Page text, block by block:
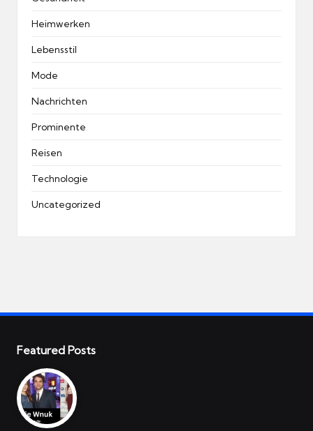
Heimwerken
Lebensstil
Mode
Nachrichten
Prominente
Reisen
Technologie
Uncategorized
Featured Posts